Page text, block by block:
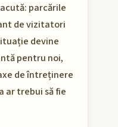
parcările
de vizitatori
devine
pentru noi,
de întreținere
ar trebui să fie